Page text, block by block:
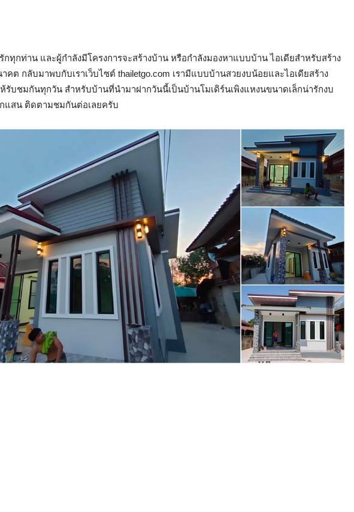
ทุกท่าน และผู้กำลังมีโครงการจะสร้างบ้าน หรือกำลังมองหาแบบบ้าน ไอเดียสำหรับสร้าง
คต กลับมาพบกับเราเว็บไซต์ thailetgo.com เรามีแบบบ้านสวยงบน้อยและไอเดียสร้าง
รับชมกันทุกวัน สำหรับบ้านที่นำมาฝากวันนี้เป็นบ้านโมเดิร์นเพิงแหงนขนาดเล็กน่ารักงบ
แสน ติดตามชมกันต่อเลยครับ